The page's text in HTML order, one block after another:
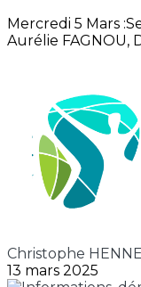
Mercredi 5 Mars
Aurélie FAGNOU,
Christophe
13 mars 2025